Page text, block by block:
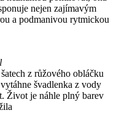
nejen zajímavým
a podmanivou rytmickou
z růžového obláčku
švadlenka z vody
Život je náhle plný barev